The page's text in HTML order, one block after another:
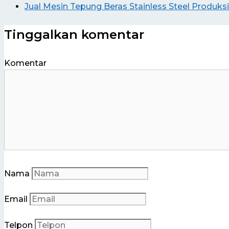
Jual Mesin Tepung Beras Stainless Steel
Tinggalkan komentar
Komentar
Nama
Email
Telpon